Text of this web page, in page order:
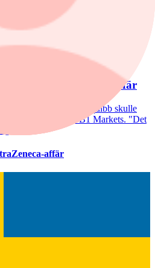
Hult delar sentimentet: ”Ingen som
AstraZenecas jätteaffär
och Bristol Myers Squibb skulle
Unnérus på SB1 Markets. "Det
han.
affär